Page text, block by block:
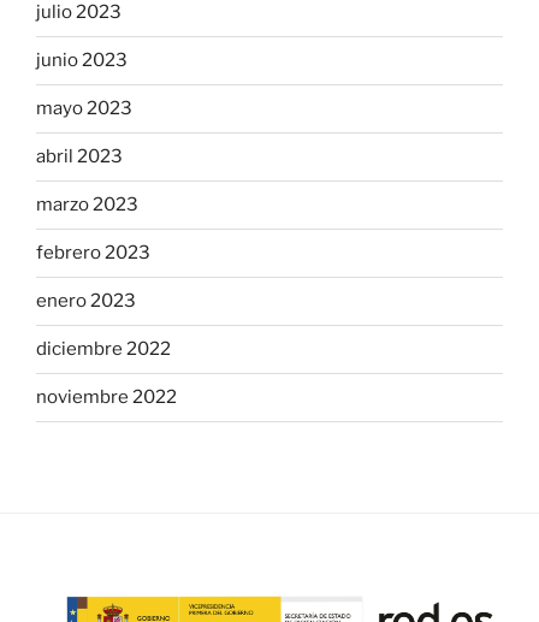
julio 2023
junio 2023
mayo 2023
abril 2023
marzo 2023
febrero 2023
enero 2023
diciembre 2022
noviembre 2022